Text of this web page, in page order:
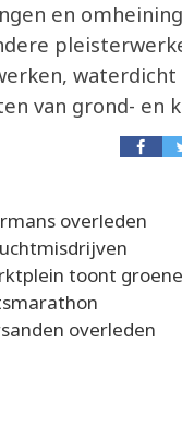
en
waterdicht
van grond- en
overleden
toont
overleden